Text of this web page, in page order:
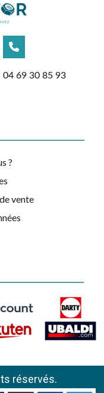
04 69 30 85 93
?
vente
réservés.